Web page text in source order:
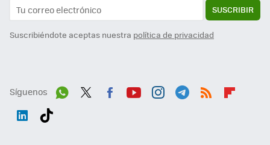
SUSCRIBIR
Suscribiéndote aceptas nuestra política de privacidad
Síguenos